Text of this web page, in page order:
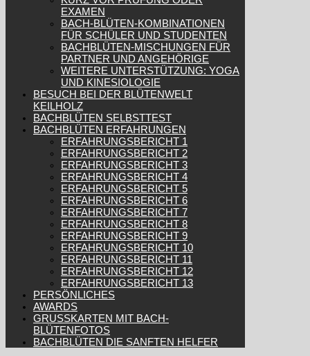
EXAMEN
BACH-BLÜTEN-KOMBINATIONEN
FÜR SCHÜLER UND STUDENTEN
BACHBLÜTEN-MISCHUNGEN FÜR
PARTNER UND ANGEHÖRIGE
WEITERE UNTERSTÜTZUNG: YOGA
UND KINESIOLOGIE
BESUCH BEI DER BLÜTENWELT
KEILHOLZ
BACHBLÜTEN SELBSTTEST
BACHBLÜTEN ERFAHRUNGEN
ERFAHRUNGSBERICHT 1
ERFAHRUNGSBERICHT 2
ERFAHRUNGSBERICHT 3
ERFAHRUNGSBERICHT 4
ERFAHRUNGSBERICHT 5
ERFAHRUNGSBERICHT 6
ERFAHRUNGSBERICHT 7
ERFAHRUNGSBERICHT 8
ERFAHRUNGSBERICHT 9
ERFAHRUNGSBERICHT 10
ERFAHRUNGSBERICHT 11
ERFAHRUNGSBERICHT 12
ERFAHRUNGSBERICHT 13
PERSÖNLICHES
AWARDS
GRUSSKARTEN MIT BACH-B
LÜTENFOTOS
BACHBLÜTEN DIE SANFTEN HELFER